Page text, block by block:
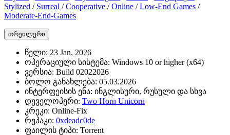
Stylized / Surreal /Cooperative /Online /Low-End Games /
Moderate-End-Games
თრეილერი
წელი: 23 Jan, 2026
ოპერაციული სისტემა: Windows 10 or higher (x64)
ვერსია: Build 02022026
ბოლო განახლება: 05.03.2026
ინტერფეისის ენა: ინგლისური, რუსული და სხვა
დეველოპერი: Two Horn Unicorn
კრეკი: Online-Fix
რეპაკი: 0xdeadc0de
ფაილის ტიპი: Torrent